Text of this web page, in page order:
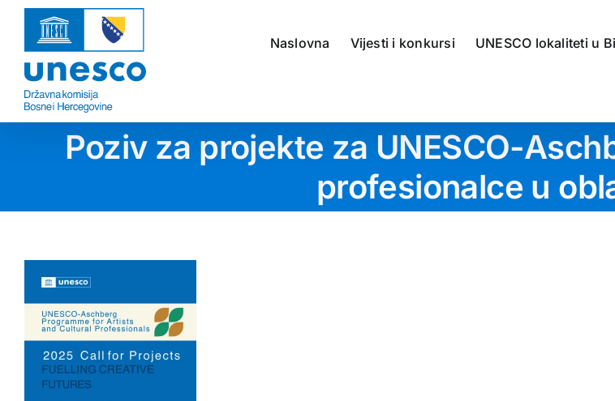
Skip
content
Naslovna Vijesti i konkursi UNESCO lokaliteti u
Poziv za projekte za UNESCO-
profesionalce u